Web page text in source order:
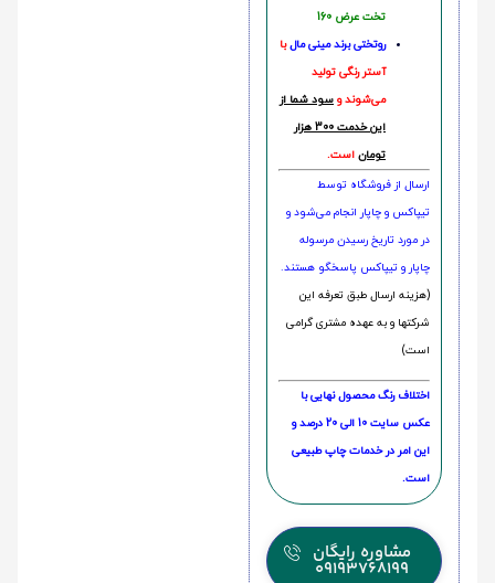
تخت عرض 160
روتختی‌ برند مینی مالبا
آستر رنگی تولید
می‌شوند و سود شما از
این خدمت 300 هزار
تومان است.
ارسال از فروشگاه توسط
تیپاکس و چاپار انجام می‌شود و
در مورد تاریخ رسیدن مرسوله
چاپار و تیپاکس پاسخگو هستند.
(هزینه ارسال طبق تعرفه این
شرکتها و به عهده مشتری گرامی
است)
اختلاف رنگ محصول نهایی با
عکس سایت 10 الی 20 درصد و
این امر در خدمات چاپ طبیعی
است.
مشاوره رایگان
09193768199